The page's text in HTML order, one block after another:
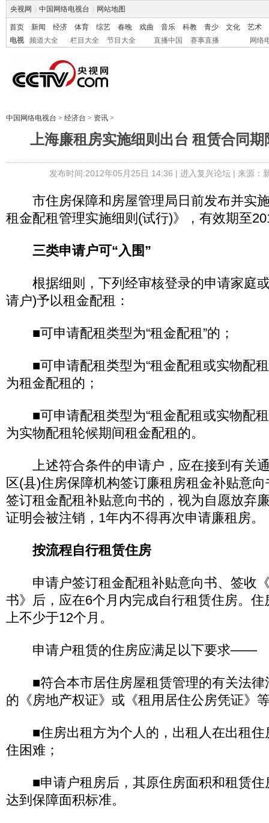
央视网 中国网络电视台 网站地图
首页 新闻 经济 体育 综艺 春晚 戏曲 音乐 科教 青少 文化
艺术
电视
频道大全 栏目大全 节目大全 直播中国 赛事直播 网络
中国网络电视台 > 经济台 > 资讯 >
上海廉租房实施细则出台 租赁合同期
发布时间:2012年05月25日 14:36 | 进入复兴论坛| 来源：
市住房保障和房屋管理局日前发布并实
租金配租管理实施细则(试行)》，有效期至
三类申请户可“入围”
根据细则，下列经审核登录的申请家庭
请户)予以租金配租：
■可申请配租类型为“租金配租”的；
■可申请配租类型为“租金配租或实物配租
为租金配租的；
■可申请配租类型为“租金配租或实物配租
为实物配租轮候期间租金配租的。
上述符合条件的申请户，应在接到有关
区(县)住房保障机构签订廉租房租金补贴意
签订租金配租补贴意向书的，视为自愿放弃
证明会被注销，1年内不得再次申请廉租房。
按流程自行租赁住房
申请户签订租金配租补贴意向书、签收
书》后，应在6个月内完成自行租赁住房。
上不少于12个月。
申请户租赁的住房应满足以下要求——
■符合本市居住房屋租赁管理的有关法律
的《房地产权证》或《租用居住公房凭证》
■住房出租方为个人的，出租人在出租住
住困难；
■申请户租房后，其原住房面积和租赁住
达到保障面积标准。